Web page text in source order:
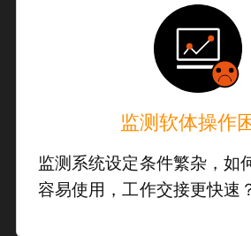
监测软体操作
监测系统设定条件繁杂，如
容易使用，工作交接更快速